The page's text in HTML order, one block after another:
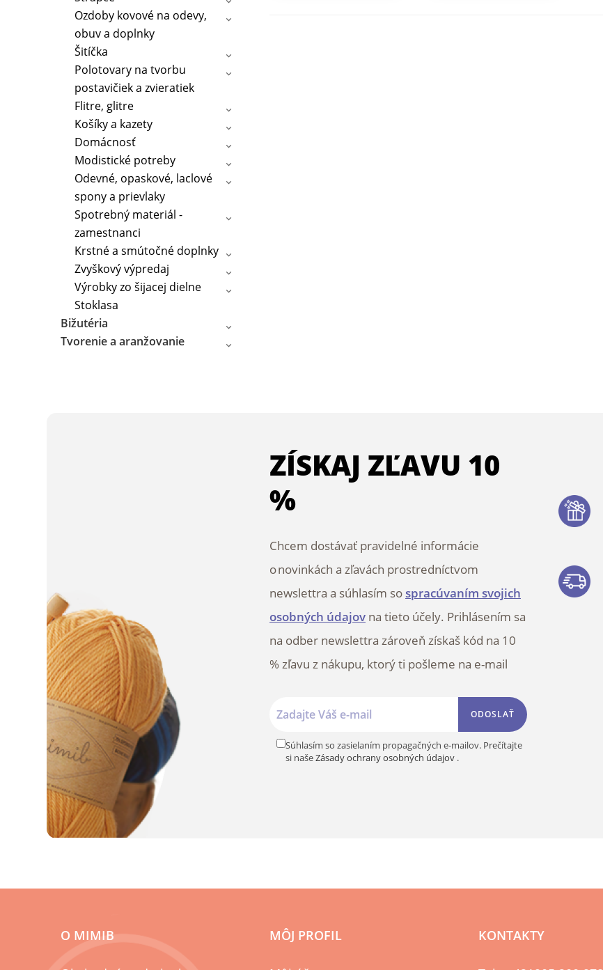
Ozdoby kovové na odevy,
obuv a doplnky
Šitíčka
Polotovary na tvorbu
postavičiek a zvieratiek
Flitre, glitre
Košíky a kazety
Domácnosť
Modistické potreby
Odevné, opaskové, laclové
spony a prievlaky
Spotrebný materiál -
zamestnanci
Krstné a smútočné doplnky
Zvyškový výpredaj
Výrobky zo šijacej dielne
Stoklasa
Bižutéria
Tvorenie a aranžovanie
ZÍSKAJ ZĽAVU 10
%
Chcem dostávať pravidelné informácie
o novinkách a zľavách prostredníctvom
newslettra a súhlasím sospracúvaním svojich
osobných údajov na tieto účely. Prihlásením sa
na odber newslettra zároveň získaš kód na 10
% zľavu z nákupu, ktorý ti pošleme na e-mail
ODOSLAŤ
Súhlasím so zasielaním propagačných e-mailov. Prečítajte
si našeZásady ochrany osobných údajov .
O MIMIB MÔJ PROFIL KONTAKTY